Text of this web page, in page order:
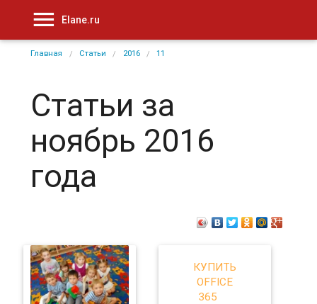
Elane.ru
Главная Статьи 2016 11
Статьи за
ноябрь 2016
года
КУПИТЬ
OFFICE
365